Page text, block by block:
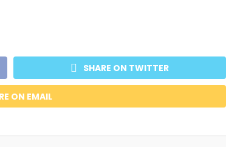
SHARE ON TWITTER
ON EMAIL